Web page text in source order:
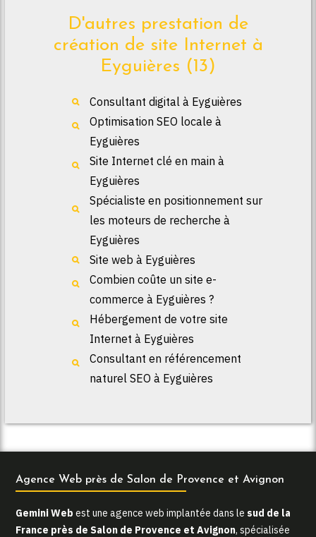
D'autres prestation de
création de site Internet à
Eyguières (13)
Consultant digital à Eyguières
Optimisation SEO locale à
Eyguières
Site Internet clé en main à
Eyguières
Spécialiste en positionnement sur
les moteurs de recherche à
Eyguières
Site web à Eyguières
Combien coûte un site e-
commerce à Eyguières ?
Hébergement de votre site
Internet à Eyguières
Consultant en référencement
naturel SEO à Eyguières
Agence Web près de Salon de Provence et Avignon
Gemini Web est une agence web implantée dans le sud de la
France près de Salon de Provence et Avignon, spécialisée